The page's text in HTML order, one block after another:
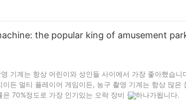
the popular king of amusement
기계는 항상 어린이와 성인들 사이에서 가장 좋아했습
든 멀티 플레이어 게임이든, 농구 촬영 기계는 항상 많
70%정도로 가장 인기있는 오락 장비 중 하나가됩니다.